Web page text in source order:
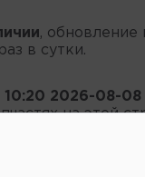
, обновление
в сутки.
10:20 2026-08-08
на этой
характер.